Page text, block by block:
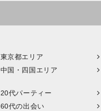
東京都エリア
中国・四国エリア
20代パーティー
60代の出会い